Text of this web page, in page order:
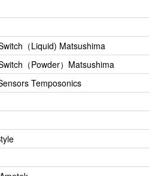
Inc)
（Liquid) Matsushima
（Powder）Matsushima
Temposonics